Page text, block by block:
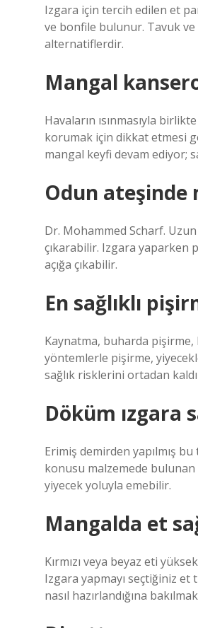
Izgara için tercih edilen et
ve bonfile bulunur. Tavuk ve
alternatiflerdir.
Mangal
Havaların ısınmasıyla
korumak için dikkat etmesi
mangal keyfi devam ediyor;
Odun ateşinde
Dr. Mohammed Scharf.
çıkarabilir. Izgara
açığa çıkabilir.
En sağlıklı
Kaynatma, buharda pişirme,
yöntemlerle pişirme,
sağlık risklerini ortadan
Döküm ızgara
Erimiş demirden yapılmış
konusu malzemede
yiyecek yoluyla emebilir.
Mangalda et
Kırmızı veya beyaz eti
Izgara yapmayı seçtiğiniz et
nasıl hazırlandığına